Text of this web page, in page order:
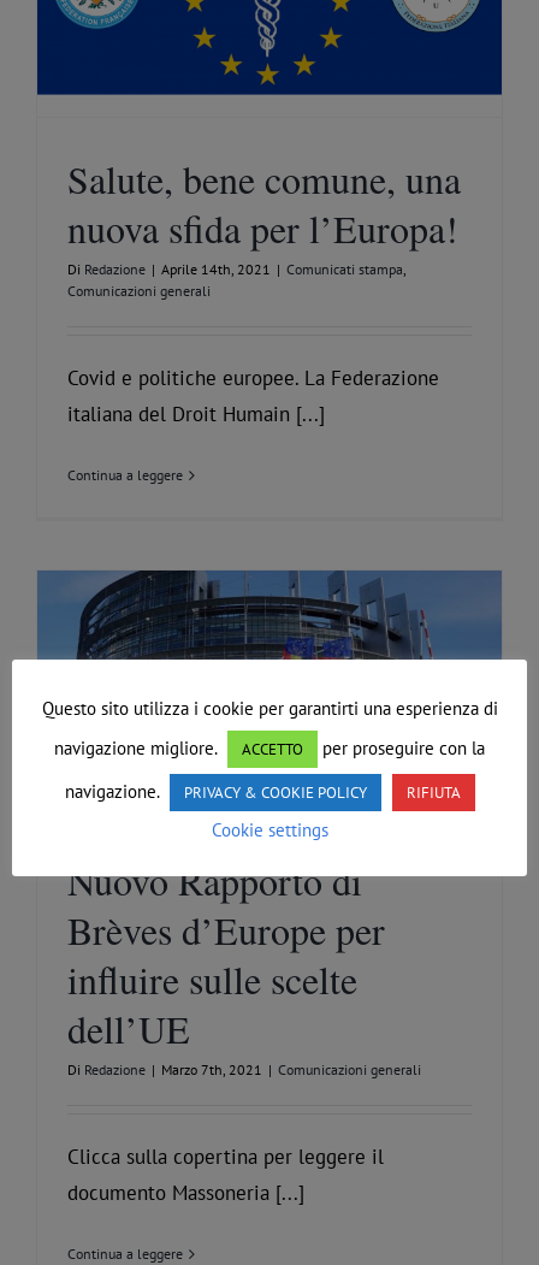
Salute, bene comune, una
nuova sfida per l’Europa!
Di Redazione | Aprile 14th, 2021 | Comunicati stampa,
Comunicazioni generali
Covid e politiche europee. La Federazione
italiana del Droit Humain [...]
Continua a leggere
Massoneria e Europa.
Nuovo Rapporto di
Brèves d’Europe per
influire sulle scelte
dell’UE
Di Redazione | Marzo 7th, 2021 | Comunicazioni generali
Clicca sulla copertina per leggere il
documento Massoneria [...]
Continua a leggere
Questo sito utilizza i cookie per garantirti una esperienza di
navigazione migliore.
ACCETTO
per proseguire con la
navigazione.
PRIVACY & COOKIE POLICY RIFIUTA
Cookie settings